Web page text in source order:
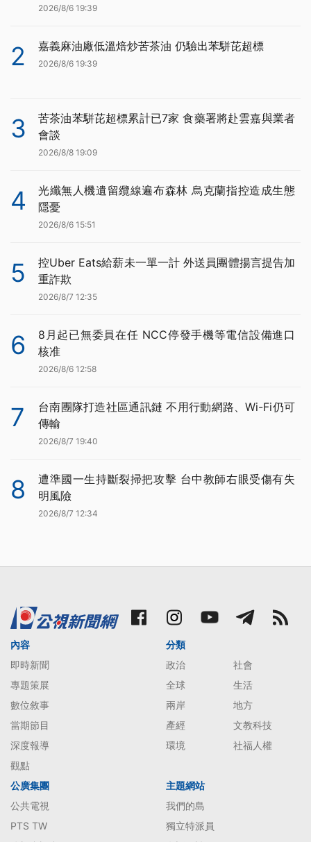
2026/8/6 19:39
2 嘉義麻油廠低溫焙炒苦茶油 仍驗出苯駢芘超標
2026/8/6 19:39
3
苦茶油苯駢芘超標累計已7家 食藥署將赴雲嘉與業者
會談
2026/8/8 19:09
4
光纖無人機遺留纜線遍布森林 烏克蘭指控造成生態
隱憂
2026/8/6 15:51
5
控Uber Eats給薪未一單一計 外送員團體揚言提告加
重詐欺
2026/8/7 12:35
6
8月起已無委員在任 NCC停發手機等電信設備進口
核准
2026/8/6 12:58
7
台南團隊打造社區通訊鏈 不用行動網路、Wi-Fi仍可
傳輸
2026/8/7 19:40
8
遭準國一生持斷裂掃把攻擊 台中教師右眼受傷有失
明風險
2026/8/7 12:34
內容
即時新聞
專題策展
數位敘事
當期節目
深度報導
觀點
分類
政治
社會
全球
生活
兩岸
地方
產經
文教科技
環境
社福人權
公廣集團
公共電視
PTS TW
主題網站
我們的島
獨立特派員